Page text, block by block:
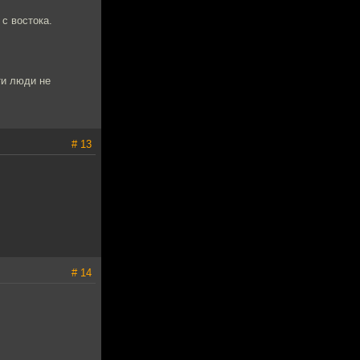
востока.
люди не
# 13
# 14